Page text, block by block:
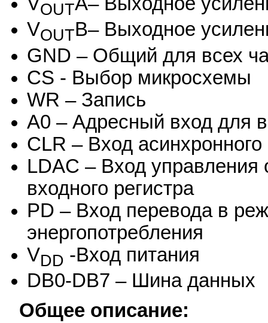
OUT
VOUTВ– Выходное
GND – Общий для всех
CS - Выбор микросхемы
WR – Запись
А0 – Адресный вход для
CLR – Вход асинхронного
LDAC – Вход
входного регистра
PD – Вход перевода в
энергопотребления
VDD -Вход питания
DB0-DB7 – Шина данных
Общее описание: